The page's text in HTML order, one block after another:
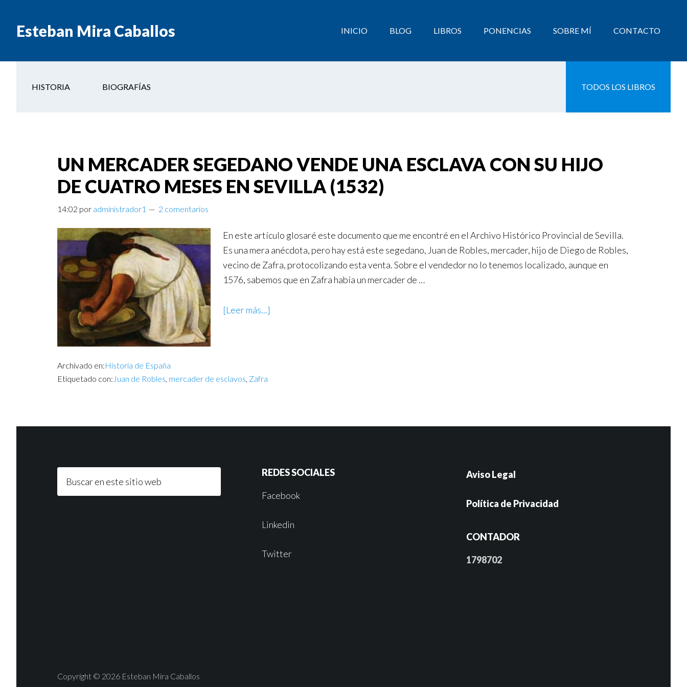
Esteban Mira Caballos INICIO BLOG LIBROS PONENCIAS SOBRE MÍ CONTACTO
HISTORIA BIOGRAFÍAS TODOS LOS LIBROS
UN MERCADER SEGEDANO VENDE UNA ESCLAVA CON SU HIJO
DE CUATRO MESES EN SEVILLA (1532)
14:02 por administrador1 2 comentarios
En este artículo glosaré este documento que me encontré en el Archivo Histórico Provincial de Sevilla.
Es una mera anécdota, pero hay está este segedano, Juan de Robles, mercader, hijo de Diego de Robles,
vecino de Zafra, protocolizando esta venta. Sobre el vendedor no lo tenemos localizado, aunque en
1576, sabemos que en Zafra había un mercader de …
[Leer más...]
Archivado en:Historia de España
Etiquetado con: Juan de Robles, mercader de esclavos, Zafra
REDES SOCIALES
Facebook
Linkedin
Twitter
Aviso Legal
Política de Privacidad
CONTADOR
1798702
Copyright © 2026 Esteban Mira Caballos